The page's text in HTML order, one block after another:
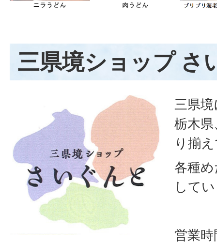
三県境ショップ さ
三県
栃木
り揃
各種
して
営業